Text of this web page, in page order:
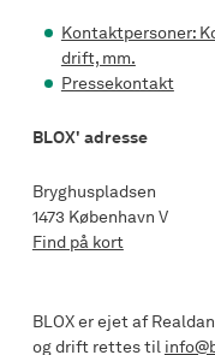
Kontaktpersoner:
drift, mm.
Pressekontakt
BLOX' adresse
Bryghuspladsen
1473 København V
Find på kort
BLOX er ejet af
og drift rettes til